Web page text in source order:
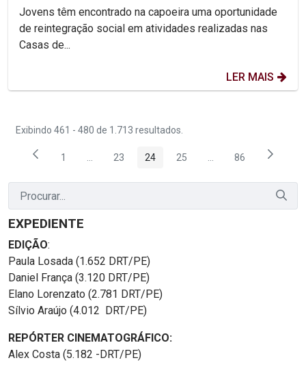
Jovens têm encontrado na capoeira uma oportunidade
de reintegração social em atividades realizadas nas
Casas de...
LER MAIS
Exibindo 461 - 480 de 1.713 resultados.
Página
1 Páginas intermediárias Usar ABA para navegar.
Página
23 Página
24 Página
25 PáginasPágina
86
EXPEDIENTE
EDIÇÃO:
Paula Losada (1.652 DRT/PE)
Daniel França (3.120 DRT/PE)
Elano Lorenzato (2.781 DRT/PE)
Sílvio Araújo (4.012 DRT/PE)
REPÓRTER CINEMATOGRÁFICO:
Alex Costa (5.182 -DRT/PE)